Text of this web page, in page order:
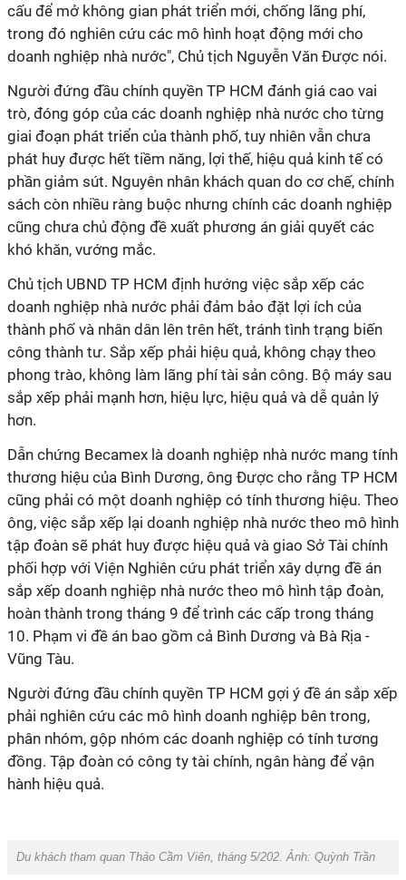
cấu để mở không gian phát triển mới, chống lãng phí,
trong đó nghiên cứu các mô hình hoạt động mới cho
doanh nghiệp nhà nước", Chủ tịch Nguyễn Văn Được nói.
Người đứng đầu chính quyền TP HCM đánh giá cao vai
trò, đóng góp của các doanh nghiệp nhà nước cho từng
giai đoạn phát triển của thành phố, tuy nhiên vẫn chưa
phát huy được hết tiềm năng, lợi thế, hiệu quả kinh tế có
phần giảm sút. Nguyên nhân khách quan do cơ chế, chính
sách còn nhiều ràng buộc nhưng chính các doanh nghiệp
cũng chưa chủ động đề xuất phương án giải quyết các
khó khăn, vướng mắc.
Chủ tịch UBND TP HCM định hướng việc sắp xếp các
doanh nghiệp nhà nước phải đảm bảo đặt lợi ích của
thành phố và nhân dân lên trên hết, tránh tình trạng biến
công thành tư. Sắp xếp phải hiệu quả, không chạy theo
phong trào, không làm lãng phí tài sản công. Bộ máy sau
sắp xếp phải mạnh hơn, hiệu lực, hiệu quả và dễ quản lý
hơn.
Dẫn chứng Becamex là doanh nghiệp nhà nước mang tính
thương hiệu của Bình Dương, ông Được cho rằng TP HCM
cũng phải có một doanh nghiệp có tính thương hiệu. Theo
ông, việc sắp xếp lại doanh nghiệp nhà nước theo mô hình
tập đoàn sẽ phát huy được hiệu quả và giao Sở Tài chính
phối hợp với Viện Nghiên cứu phát triển xây dựng đề án
sắp xếp doanh nghiệp nhà nước theo mô hình tập đoàn,
hoàn thành trong tháng 9 để trình các cấp trong tháng
10. Phạm vi đề án bao gồm cả Bình Dương và Bà Rịa -
Vũng Tàu.
Người đứng đầu chính quyền TP HCM gợi ý đề án sắp xếp
phải nghiên cứu các mô hình doanh nghiệp bên trong,
phân nhóm, gộp nhóm các doanh nghiệp có tính tương
đồng. Tập đoàn có công ty tài chính, ngân hàng để vận
hành hiệu quả.
Du khách tham quan Thảo Cầm Viên, tháng 5/202. Ảnh: Quỳnh Trần